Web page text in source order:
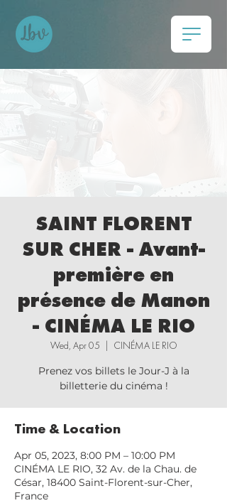
SAINT FLORENT
SUR CHER - Avant-
première en
présence de Manon
- CINÉMA LE RIO
Wed, Apr 05
  |
CINÉMA LE RIO
Prenez vos billets le Jour-J à la
billetterie du cinéma !
Time & Location
Apr 05, 2023, 8:00 PM – 10:00 PM
CINÉMA LE RIO, 32 Av. de la Chau. de
César, 18400 Saint-Florent-sur-Cher,
France